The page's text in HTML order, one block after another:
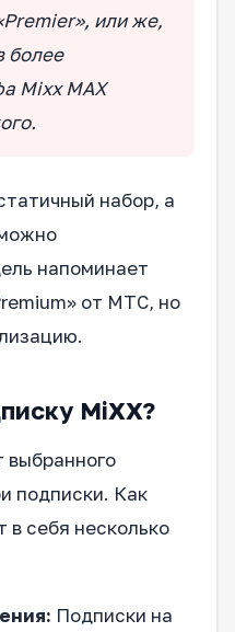
или же,
более
Mixx MAX
набор, а
напоминает
от МТС, но
MiXX?
выбранного
подписки. Как
в себя несколько
Подписки на